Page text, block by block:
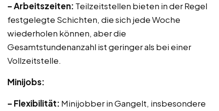
– Arbeitszeiten: Teilzeitstellen bieten in der Regel
festgelegte Schichten, die sich jede Woche
wiederholen können, aber die
Gesamtstundenanzahl ist geringer als bei einer
Vollzeitstelle.
Minijobs:
– Flexibilität: Minijobber in Gangelt, insbesondere